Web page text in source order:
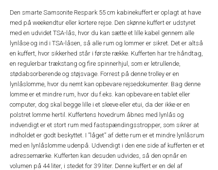
Den smarte Samsonite Respark 55 cm kabinekuffert er oplagt at have
med på weekendtur eller kortere rejse. Den skønne kuffert er udstyret
med en udvidet TSA-lås, hvor du kan sætte et lille kabel gennem alle
lynlåse og ind i TSA-låsen, så alle rum og lommer er sikret. Det er altså
en kuffert, hvor sikkerhed står i første række. Kufferten har tre håndtag,
en regulerbar trækstang og fire spinnerhjul, som er letrullende,
stødabsorberende og støjsvage. Forrest på denne trolley er en
lynlåslomme, hvor du nemt kan opbevare rejsedokumenter. Bag denne
lomme er et mindre rum, hvor du f.eks. kan opbevare en tablet eller
computer, dog skal begge lille i et sleeve eller etui, da der ikke er en
polstret lomme hertil. Kuffertens hovedrum åbnes med lynlås og
indvendigt er et stort rum med fastspændingsstropper, som sikrer at
indholdet er godt beskyttet. I ”låget” af dette rum er et mindre lynlåsrum
med en lynlåslomme udenpå. Udvendigt i den ene side af kufferten er et
adressemærke. Kufferten kan desuden udvides, så den opnår en
volumen på 44 liter, i stedet for 39 liter. Denne kuffert er en del af